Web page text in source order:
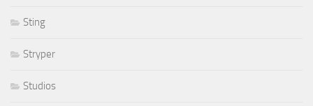
Sting
Stryper
Studios